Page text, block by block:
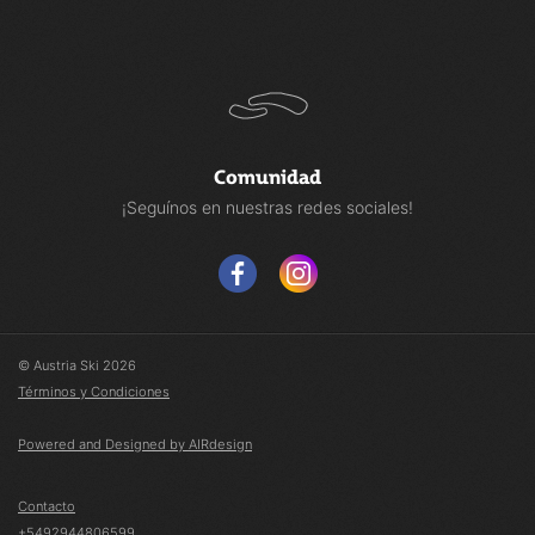
Comunidad
¡Seguínos en nuestras redes sociales!
© Austria Ski 2026
Términos y Condiciones
Powered and Designed by AIRdesign
Contacto